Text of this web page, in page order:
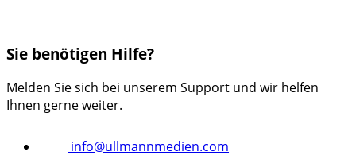
Sie benötigen Hilfe?
Melden Sie sich bei unserem Support und wir helfen
Ihnen gerne weiter.
info@ullmannmedien.com